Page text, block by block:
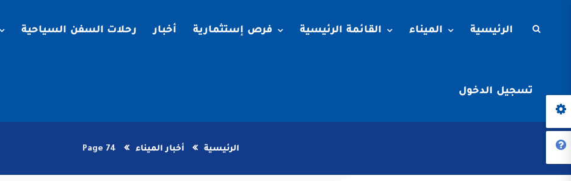
الرئيسية الميناء القائمة الرئيسية فرص إستثمارية أخبار رحلات السفن السياحية
تسجيل الدخول
الرئيسية أخبار الميناء Page 74